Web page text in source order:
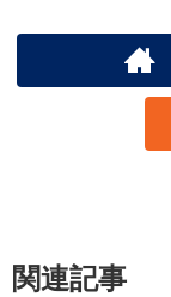
関連記事